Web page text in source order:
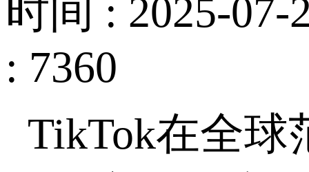
时间 : 2025-07-
: 7360
TikTok在全球